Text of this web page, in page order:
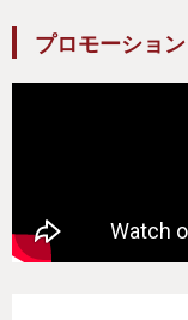
プロモーショ